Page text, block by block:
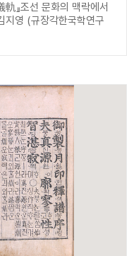
軌』조선 문화의 맥락에서
지영 (규장각한국학연구